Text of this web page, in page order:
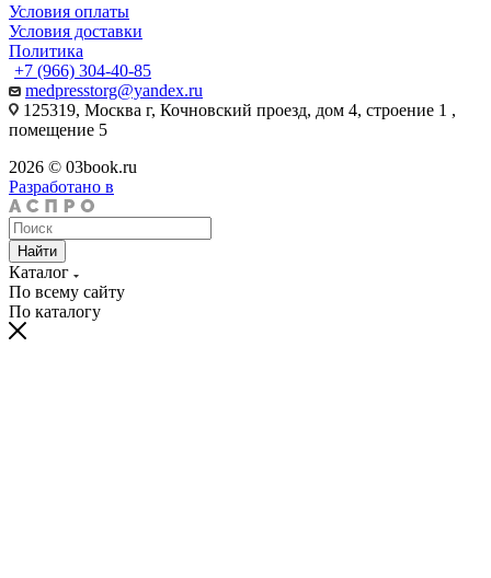
Условия оплаты
Условия доставки
Политика
+7 (966) 304-40-85
medpresstorg@yandex.ru
125319, Москва г, Кочновский проезд, дом 4, строение 1 ,
помещение 5
2026 © 03book.ru
Разработано в
Найти
Каталог
По всему сайту
По каталогу